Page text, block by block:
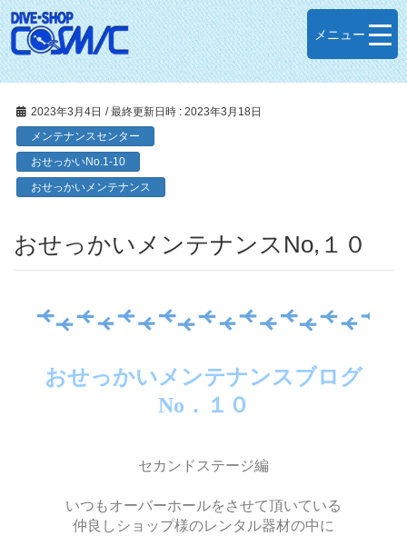
メニュー
2023年3月4日 / 最終更新日時 : 2023年3月18日
メンテナンスセンター
おせっかいNo.1-10
おせっかいメンテナンス
おせっかいメンテナンスNo,１０
おせっかいメンテナンスブログ
No．１０
セカンドステージ編
いつもオーバーホールをさせて頂いている
仲良しショップ様のレンタル器材の中に